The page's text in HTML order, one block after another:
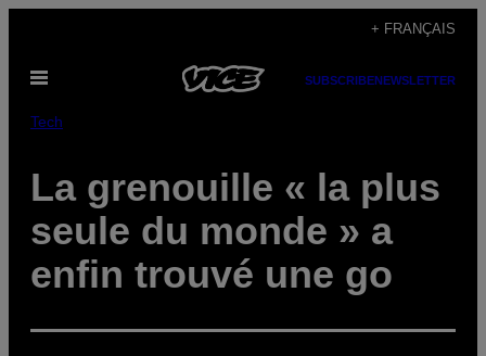
content
+ FRANÇAIS
Open
SUBSCRIBENEWSLETTER
Tech
La grenouille « la plus
seule du monde » a
enfin trouvé une go